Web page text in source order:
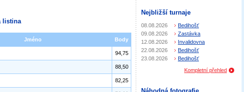
listina
Jméno Body
94,75
88,50
82,25
Nejbližší turnaje
08.08.2026
Bedihošť
09.08.2026
Zastávka
12.08.2026
Invalidovna
22.08.2026
Bedihošť
23.08.2026
Bedihošť
Kompletní přehled
Náhodná fotografie